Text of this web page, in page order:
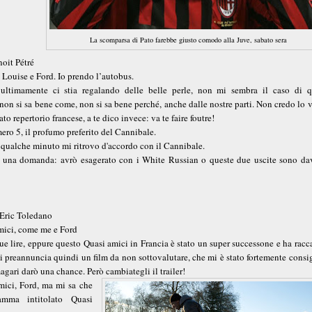
La scomparsa di Pato farebbe giusto comodo alla Juve, sabato sera
Pétré
e Ford. Io prendo l’autobus.
ci stia regalando delle belle perle, non mi sembra il caso di
si sa bene come, non si sa bene perché, anche dalle nostre parti. Non credo lo
repertorio francese, a te dico invece: va te faire foutre!
5, il profumo preferito del Cannibale.
minuto mi ritrovo d'accordo con il Cannibale.
domanda: avrò esagerato con i White Russian o queste due uscite sono
Toledano
come me e Ford
lire, eppure questo Quasi amici in Francia è stato un super successone e ha
preannuncia quindi un film da non sottovalutare, che mi è stato fortemente
darò una chance. Però cambiategli il trailer!
Ford, ma mi sa che
intitolato Quasi